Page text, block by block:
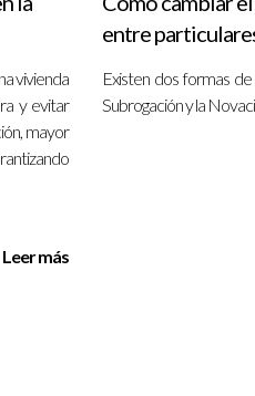
para determinar si hay
como al comprador.
vivienda
y evitar
mayor
Leer más
entre
Existen dos formas
Subrogación y la